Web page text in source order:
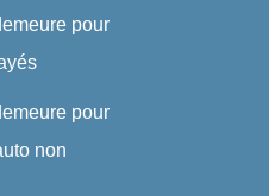
pour
pour
non